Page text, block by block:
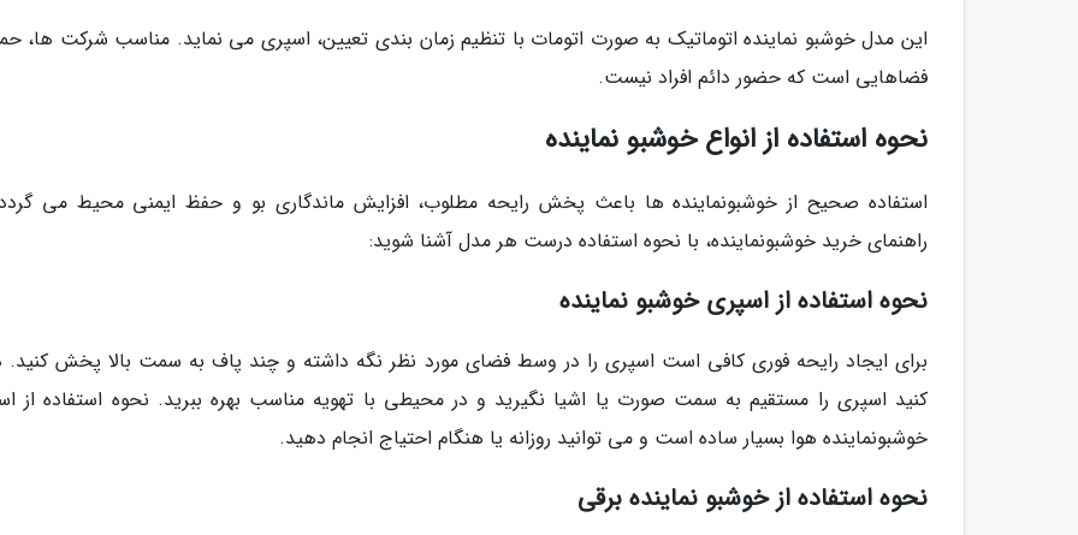
این مدل خوشبو نماینده اتوماتیک به صورت اتومات با تنظیم زمان بندی تعیین، اسپری می نماید. مناسب شرکت ها،
فضاهایی است که حضور دائم افراد نیست.
نحوه استفاده از انواع خوشبو نماینده
استفاده صحیح از خوشبونماینده ها باعث پخش رایحه مطلوب، افزایش ماندگاری بو و حفظ ایمنی محیط می
راهنمای خرید خوشبونماینده، با نحوه استفاده درست هر مدل آشنا شوید:
نحوه استفاده از اسپری خوشبو نماینده
برای ایجاد رایحه فوری کافی است اسپری را در وسط فضای مورد نظر نگه داشته و چند پاف به سمت بالا پخش
کنید اسپری را مستقیم به سمت صورت یا اشیا نگیرید و در محیطی با تهویه مناسب بهره ببرید. نحوه استفاده از
خوشبونماینده هوا بسیار ساده است و می توانید روزانه یا هنگام احتیاج انجام دهید.
نحوه استفاده از خوشبو نماینده برقی